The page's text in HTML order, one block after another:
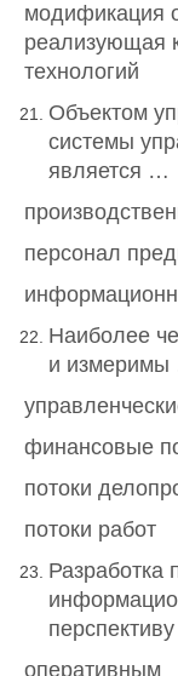
модификация
реализующая
технологий
Объектом
системы
является …
персонал
Наиболее
и
финансовые
потоки
потоки работ
Разработка
оперативным